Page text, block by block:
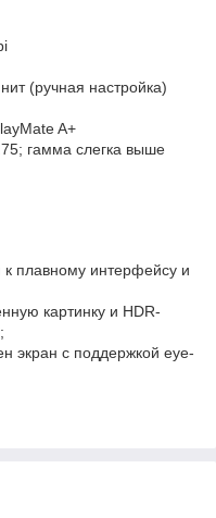
(ручная настройка)
A+
гамма слегка выше
плавному интерфейсу и
картинку и HDR-
экран с поддержкой eye-